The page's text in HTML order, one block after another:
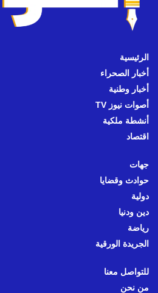
الرئيسية
أخبار الصحراء
أخبار وطنية
أصوات نيوز TV
أنشطة ملكية
اقتصاد
جهات
حوادث وقضايا
دولية
دين ودنيا
رياضة
الجريدة الورقية
للتواصل معنا
من نحن